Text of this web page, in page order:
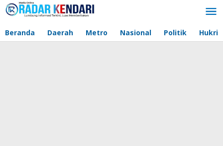
Lewati
ke
Beranda Daerah Metro Nasional Politik